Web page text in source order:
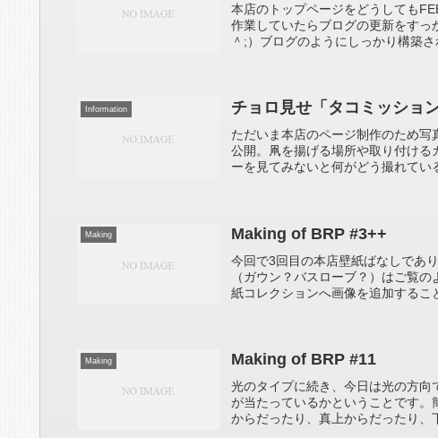
本店のトップページをどうしても
作業していたらブログの更新をすっ
＾;）ブログのようにしっかり構築
Information チョロ見せ「タコミッション
ただいま本店のページ制作のため
公開。凧を揚げる場所や取り付け
ーを見てみないと何がどう撮れて
Making Making of BRP #3++
今回で3回目の本店壁紙ばなしであ
（ガウン？バスローブ？）はご覧
紙コレクションへ画像を追加するこ
Making Making of BRP #11
光のタイプに続き、今日は光の方
が当たっているかということです
からだったり、真上からだったり